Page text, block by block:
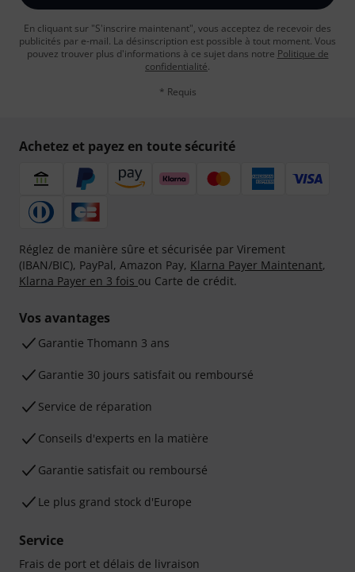
En cliquant sur "S'inscrire maintenant", vous acceptez de recevoir des
publicités par e-mail. La désinscription est possible à tout moment. Vous
pouvez trouver plus d'informations à ce sujet dans notre Politique de
confidentialité.
* Requis
Achetez et payez en toute sécurité
Réglez de manière sûre et sécurisée par Virement
(IBAN/BIC), PayPal, Amazon Pay, Klarna Payer Maintenant,
Klarna Payer en 3 fois ou Carte de crédit.
Vos avantages
Ga­ran­tie Thomann 3 ans
Garantie 30 jours satisfait ou remboursé
Service de réparation
Conseils d'experts en la matière
Garantie satisfait ou remboursé
Le plus grand stock d'Europe
Service
Frais de port et délais de livraison